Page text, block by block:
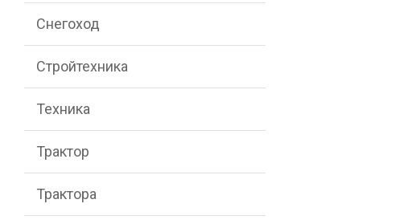
Снегоход
Стройтехника
Техника
Трактор
Трактора